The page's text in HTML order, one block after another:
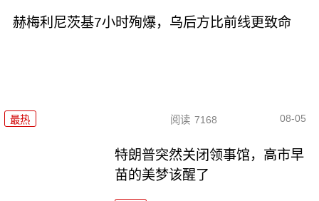
赫梅利尼茨基7小时殉爆，乌后方比前线更致命
最热 阅读 7168 08-05
特朗普突然关闭领事馆，高市早
苗的美梦该醒了